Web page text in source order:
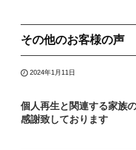
その他のお客様の声
2024年1月11日
個人再生と関連する家族
感謝致しております